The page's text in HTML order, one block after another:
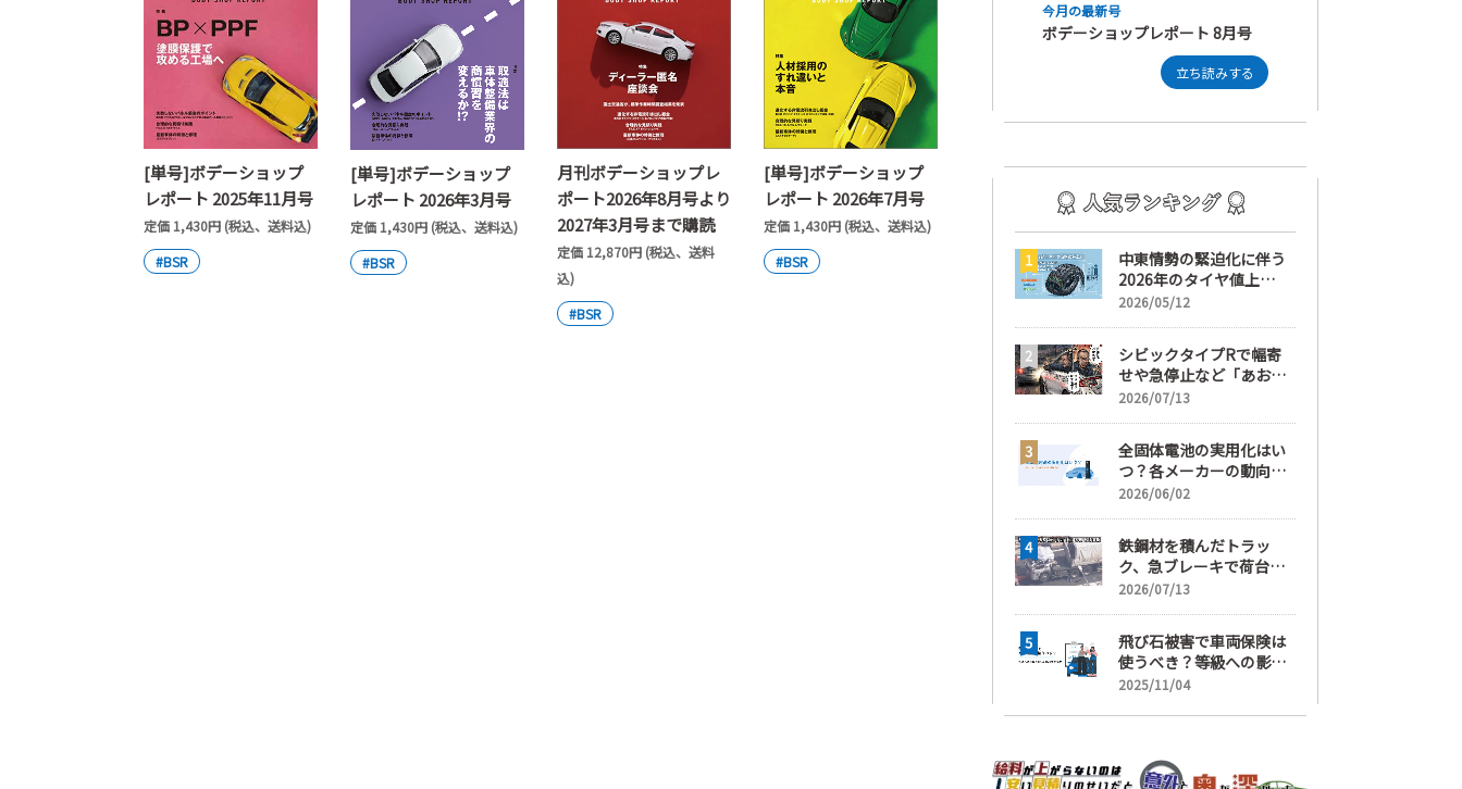
[単号]ボデーショップ
レポート 2025年11月号
定価 1,430円 (税込、送料込)
#BSR
[単号]ボデーショップ
レポート 2026年3月号
定価 1,430円 (税込、送料込)
#BSR
月刊ボデーショップレ
ポート2026年8月号より
2027年3月号まで購読
定価 12,870円 (税込、送料
込)
#BSR
[単号]ボデーショップ
レポート 2026年7月号
定価 1,430円 (税込、送料込)
#BSR
今月の最新号
ボデーショップレポート 8月号
立ち読みする
中東情勢の緊迫化に伴う
2026年のタイヤ値上
げ！ 値上げ実施1ヶ月前
売において極めて重要な
訳
2026/05/12
シビックタイプRで幅寄
せや急停止など「あおり
運転」の疑い
2026/07/13
全固体電池の実用化はい
つ？各メーカーの動向と
EVの買い時を解説
2026/06/02
鉄鋼材を積んだトラッ
ク、急ブレーキで荷台が
崩れ、運転手が鉄鋼材に
2026/07/13
飛び石被害で車両保険は
使うべき？等級への影響
と賢い判断基準を解説
2025/11/04